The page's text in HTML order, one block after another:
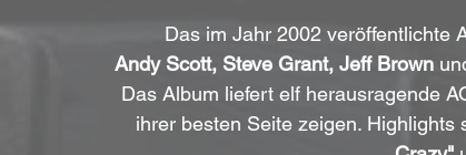
Das im Jahr 2002 veröffentlichte
Andy Scott, Steve Grant, Jeff Brown
Das Album liefert elf herausragende
ihrer besten Seite zeigen. Highlights